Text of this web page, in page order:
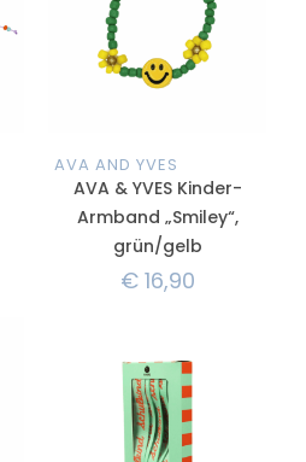
AVA AND YVES
AVA & YVES Kinder-
Armband „Smiley“,
grün/gelb
€16,90